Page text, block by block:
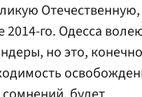
го. Одесса
но это,